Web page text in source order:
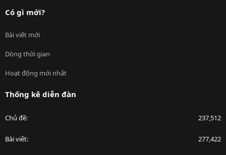
Có gì mới?
Bài viết mới
Dòng thời gian
Hoạt động mới nhất
Thống kê diễn đàn
Chủ đề 237,512
Bài viết 277,422